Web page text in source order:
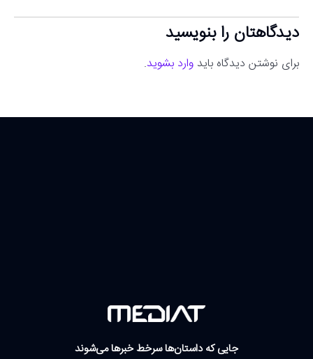
دیدگاهتان را بنویسید
برای نوشتن دیدگاه باید وارد بشوید.
جایی که داستان‌ها سرخط خبرها می‌شوند